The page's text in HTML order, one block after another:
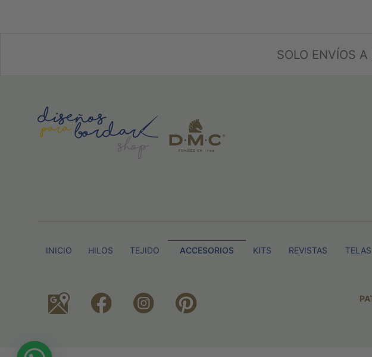
SOLO ENVÍOS
INICIO HILOS TEJIDO ACCESORIOS KITS REVISTAS TELAS